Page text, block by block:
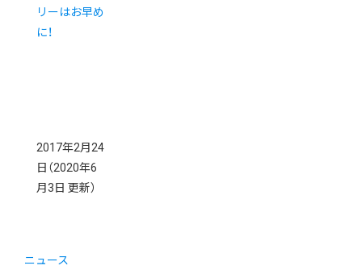
リーはお早め
に！
2017年2月24
日 （2020年6
月3日 更新）
ニュース